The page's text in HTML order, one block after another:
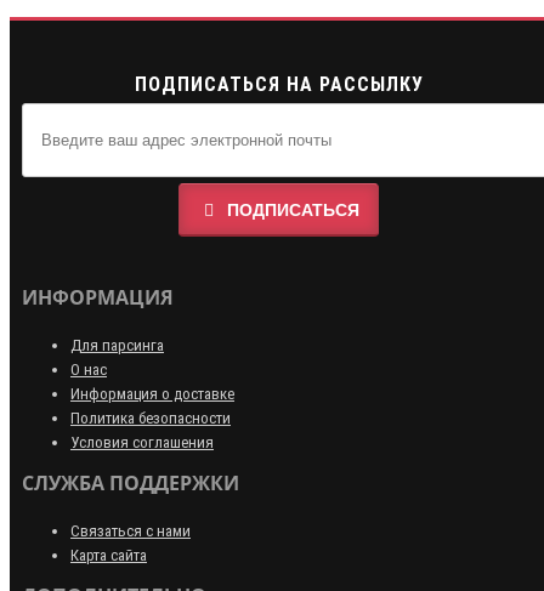
ПОДПИСАТЬСЯ НА РАССЫЛКУ
ПОДПИСАТЬСЯ
ИНФОРМАЦИЯ
Для парсинга
О нас
Информация о доставке
Политика безопасности
Условия соглашения
СЛУЖБА ПОДДЕРЖКИ
Связаться с нами
Карта сайта